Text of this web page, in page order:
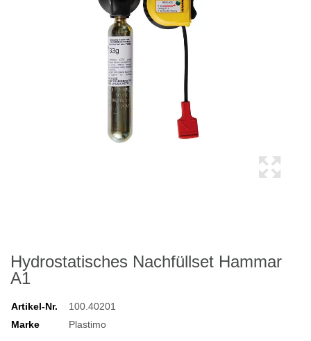
Hydrostatisches Nachfüllset Hammar
A1
Artikel-Nr.
100.40201
Marke
Plastimo